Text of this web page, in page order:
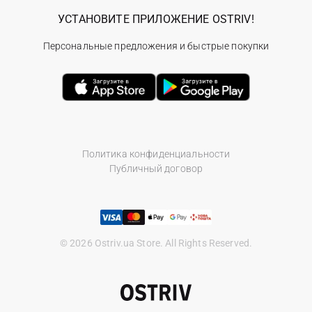
Политика конфиденциальности
Публичный договор
© 2026 Ostriv.ua Store. All Rights Reserved.
УСТАНОВИТЕ ПРИЛОЖЕНИЕ OSTRIV!
Персональные предложения и быстрые покупки